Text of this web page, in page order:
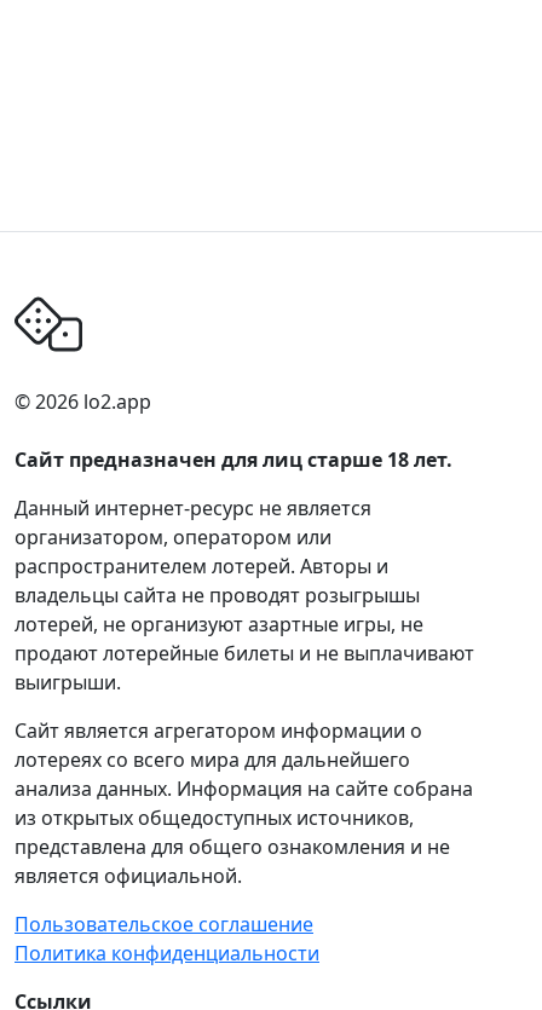
© 2026 lo2.app
Сайт предназначен для лиц старше 18 лет.
Данный интернет-ресурс не является
организатором, оператором или
распространителем лотерей. Авторы и
владельцы сайта не проводят розыгрышы
лотерей, не организуют азартные игры, не
продают лотерейные билеты и не выплачивают
выигрыши.
Сайт является агрегатором информации о
лотереях со всего мира для дальнейшего
анализа данных. Информация на сайте собрана
из открытых общедоступных источников,
представлена для общего ознакомления и не
является официальной.
Пользовательское соглашение
Политика конфиденциальности
Ссылки